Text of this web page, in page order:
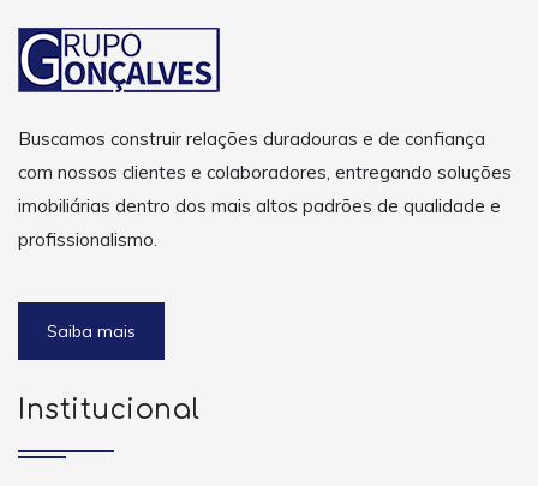
Buscamos construir relações duradouras e de confiança
com nossos clientes e colaboradores, entregando soluções
imobiliárias dentro dos mais altos padrões de qualidade e
profissionalismo.
Saiba mais
Institucional